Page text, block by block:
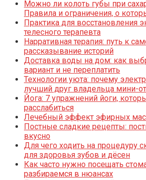
Можно ли колоть губы при
Правила и ограничения, о
Практика для восстановления
телесного терапевта
Нарративная терапия: путь к
рассказывание историй
Доставка воды на дом: как
вариант и не переплатить
Технологии уюта: почему
лучший друг владельца мини-
Йога: 7 упражнений йоги,
расслабиться
Лечебный эффект эфирных
Постные сладкие рецепты:
вкусно
Для чего ходить на процедуру
для здоровья зубов и дёсен
Как часто нужно посещать
разбираемся в нюансах